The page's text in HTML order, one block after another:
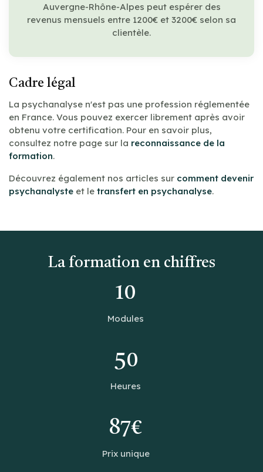
Auvergne-Rhône-Alpes peut espérer des
revenus mensuels entre 1200€ et 3200€ selon sa
clientèle.
Cadre légal
La psychanalyse n'est pas une profession réglementée
en France. Vous pouvez exercer librement après avoir
obtenu votre certification. Pour en savoir plus,
consultez notre page sur la reconnaissance de la
formation.
Découvrez également nos articles sur comment devenir
psychanalyste et le transfert en psychanalyse.
La formation en chiffres
10
Modules
50
Heures
87€
Prix unique